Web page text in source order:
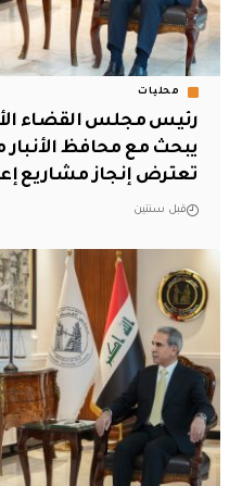
محليات
رئيس مجلس القضاء
يبحث مع محافظ الأنبار
تعترض إنجاز مشاريع
قبل سنتين